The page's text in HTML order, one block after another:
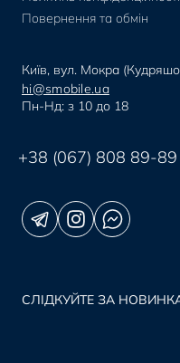
Повернення та обмін
Київ, вул. Мокра
hi@smobile.ua
Пн-Нд: з 10 до 18
+38 (067) 808 89-89
СЛІДКУЙТЕ ЗА